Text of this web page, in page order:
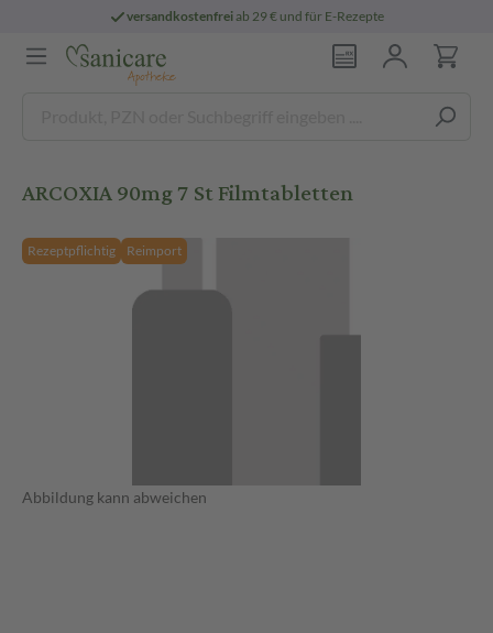
versandkostenfreiab 29 € und für E-Rezepte
ARCOXIA 90mg 7 St Filmtabletten
Rezeptpflichtig Reimport
Abbildung kann abweichen